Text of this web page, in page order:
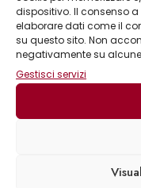
dispositivo. Il consenso
elaborare dati come il
su questo sito. Non
negativamente su
Gestisci servizi